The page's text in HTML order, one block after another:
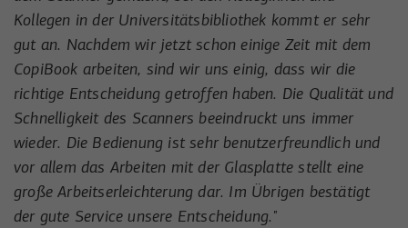
Kollegen in der Universitätsbibliothek kommt er sehr
gut an. Nachdem wir jetzt schon einige Zeit mit dem
CopiBook arbeiten, sind wir uns einig, dass wir die
richtige Entscheidung getroffen haben. Die Qualität und
Schnelligkeit des Scanners beeindruckt uns immer
wieder. Die Bedienung ist sehr benutzerfreundlich und
vor allem das Arbeiten mit der Glasplatte stellt eine
große Arbeitserleichterung dar. Im Übrigen bestätigt
der gute Service unsere Entscheidung."
Name wal_webinar_source
Anbieter Walter Nagel GmbH & Co. KG
Laufzeit 30 Tage
Zweck
Speichert die Besucher-Quelle für
Webinar-Anmeldungen.
Anbieter
Laufzeit 3 Monate
Zweck
Wird von Facebook/Meta genutzt, um den
Nutzer zu identifizieren.
Name
Externe Inhalte
Externe Inhalte (von z.B. Videoplattformen, Social-Media-
Plattformen oder Google-Maps) werden standardmäßig
blockiert. Wenn Cookies von externen Medien akzeptiert
werden, bedarf der Zugriff auf diese Inhalte keiner
manuellen Einwilligung mehr.
Anbieter Google Maps
Cookie-Informationen anzeigen